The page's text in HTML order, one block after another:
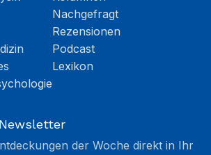
Nachgefragt
Rezensionen
Podcast
Lexikon
der Woche direkt in Ihr